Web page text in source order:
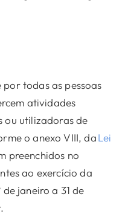
por todas as pessoas
atividades
ou utilizadoras de
o anexo VIII, daLei
preenchidos no
ao exercício da
janeiro a 31 de